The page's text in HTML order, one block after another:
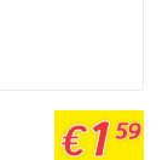
€159